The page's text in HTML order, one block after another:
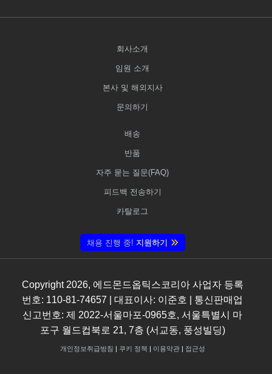
회사소개
임원 소개
본사 및 해외지사
문의하기
배송
반품
자주 묻는 질문(FAQ)
피드백 전송하기
카탈로그
채용 진행 중! 지원하기
Copyright 2026, 에드몬드옵틱스코리아 사업자 등록
번호: 110-81-74657 | 대표이사: 이준호 | 통신판매업
신고번호: 제 2022-서울마포-0965호, 서울특별시 마
포구 월드컵북로 21, 7층 (서교동, 풍성빌딩)
개인정보취급방침 | 쿠키 정책 | 이용약관| 접근성